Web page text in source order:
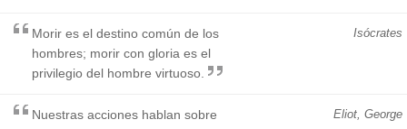
Isócrates
Morir es el destino común de los
hombres; morir con gloria es el
privilegio del hombre virtuoso.
Eliot, George
Nuestras acciones hablan sobre